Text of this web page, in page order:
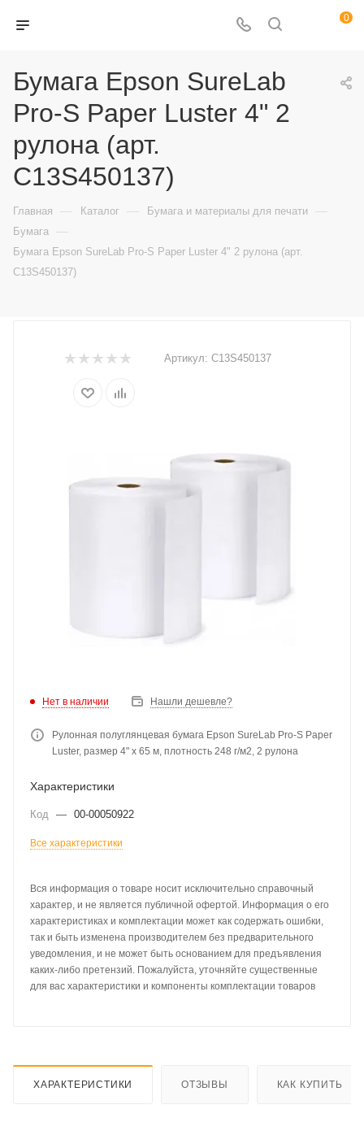
0
Бумага Epson SureLab
Pro-S Paper Luster 4" 2
рулона (арт.
C13S450137)
Главная — Каталог — Бумага и материалы для печати —
Бумага —
Бумага Epson SureLab Pro-S Paper Luster 4" 2 рулона (арт.
C13S450137)
Артикул: C13S450137
Нет в наличии Нашли дешевле?
Рулонная полуглянцевая бумага Epson SureLab Pro-S Paper
Luster, размер 4" x 65 м, плотность 248 г/м2, 2 рулона
Характеристики
Код — 00-00050922
Все характеристики
Вся информация о товаре носит исключительно справочный
характер, и не является публичной офертой. Информация о его
характеристиках и комплектации может как содержать ошибки,
так и быть изменена производителем без предварительного
уведомления, и не может быть основанием для предъявления
каких-либо претензий. Пожалуйста, уточняйте существенные
для вас характеристики и компоненты комплектации товаров
ХАРАКТЕРИСТИКИ ОТЗЫВЫ КАК КУПИТЬ